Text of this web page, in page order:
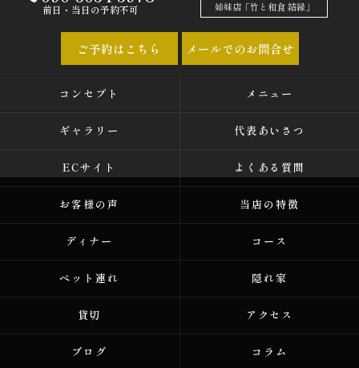
前日・当日の予約不可 姉妹店「竹と和食 結縁」
ご予約はこちら メールでのお問合せ
コンセプト メニュー
ギャラリー 代表あいさつ
ECサイト よくある質問
お客様の声 当店の特徴
ディナー コース
ペット連れ 隠れ家
貸切 アクセス
ブログ コラム